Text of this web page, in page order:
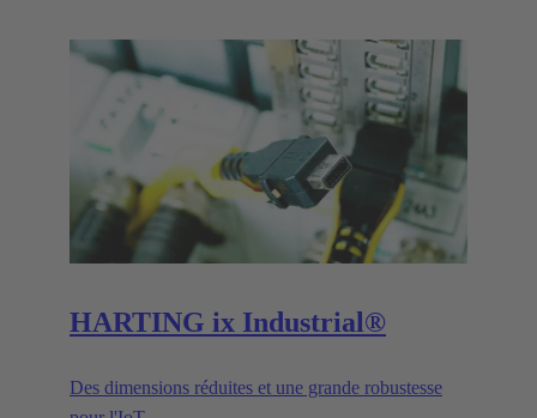
HARTING ix Industrial®
Des dimensions réduites et une grande robustesse